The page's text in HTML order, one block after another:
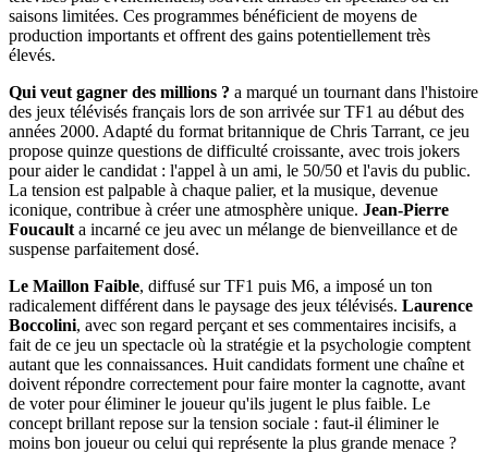
saisons limitées. Ces programmes bénéficient de moyens de
production importants et offrent des gains potentiellement très
élevés.
Qui veut gagner des millions ? a marqué un tournant dans l'histoire
des jeux télévisés français lors de son arrivée sur TF1 au début des
années 2000. Adapté du format britannique de Chris Tarrant, ce jeu
propose quinze questions de difficulté croissante, avec trois jokers
pour aider le candidat : l'appel à un ami, le 50/50 et l'avis du public.
La tension est palpable à chaque palier, et la musique, devenue
iconique, contribue à créer une atmosphère unique. Jean-Pierre
Foucault a incarné ce jeu avec un mélange de bienveillance et de
suspense parfaitement dosé.
Le Maillon Faible, diffusé sur TF1 puis M6, a imposé un ton
radicalement différent dans le paysage des jeux télévisés. Laurence
Boccolini, avec son regard perçant et ses commentaires incisifs, a
fait de ce jeu un spectacle où la stratégie et la psychologie comptent
autant que les connaissances. Huit candidats forment une chaîne et
doivent répondre correctement pour faire monter la cagnotte, avant
de voter pour éliminer le joueur qu'ils jugent le plus faible. Le
concept brillant repose sur la tension sociale : faut-il éliminer le
moins bon joueur ou celui qui représente la plus grande menace ?